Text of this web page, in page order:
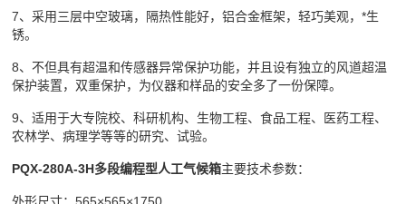
7、采用三层中空玻璃，隔热性能好，铝合金框架，轻巧美观，*生
锈。
8、不但具有超温和传感器异常保护功能，并且设有独立的风道超温
保护装置，双重保护，为仪器和样品的安全多了一份保障。
9、适用于大专院校、科研机构、生物工程、食品工程、医药工程、
农林学、病理学等等的研究、试验。
PQX-280A-3H多段编程型人工气候箱主要技术参数：